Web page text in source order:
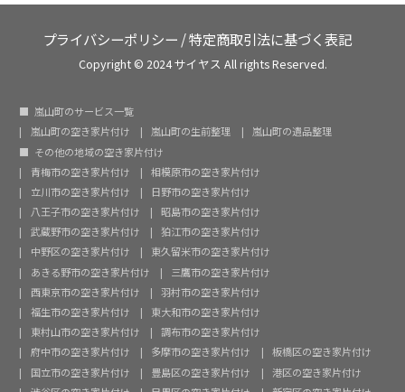
プライバシーポリシー /特定商取引法に基づく表記
Copyright © 2024 サイヤス All rights Reserved.
嵐山町のサービス一覧
嵐山町の空き家片付け
嵐山町の生前整理
嵐山町の遺品整理
その他の地域の空き家片付け
青梅市の空き家片付け
相模原市の空き家片付け
立川市の空き家片付け
日野市の空き家片付け
八王子市の空き家片付け
昭島市の空き家片付け
武蔵野市の空き家片付け
狛江市の空き家片付け
中野区の空き家片付け
東久留米市の空き家片付け
あきる野市の空き家片付け
三鷹市の空き家片付け
西東京市の空き家片付け
羽村市の空き家片付け
福生市の空き家片付け
東大和市の空き家片付け
東村山市の空き家片付け
調布市の空き家片付け
府中市の空き家片付け
多摩市の空き家片付け
板橋区の空き家片付け
国立市の空き家片付け
豊島区の空き家片付け
港区の空き家片付け